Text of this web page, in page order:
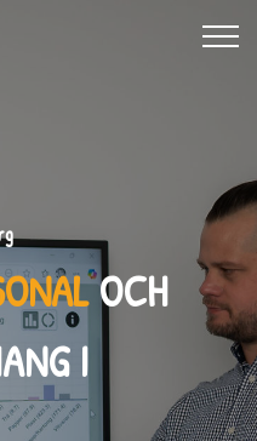
OCH
I